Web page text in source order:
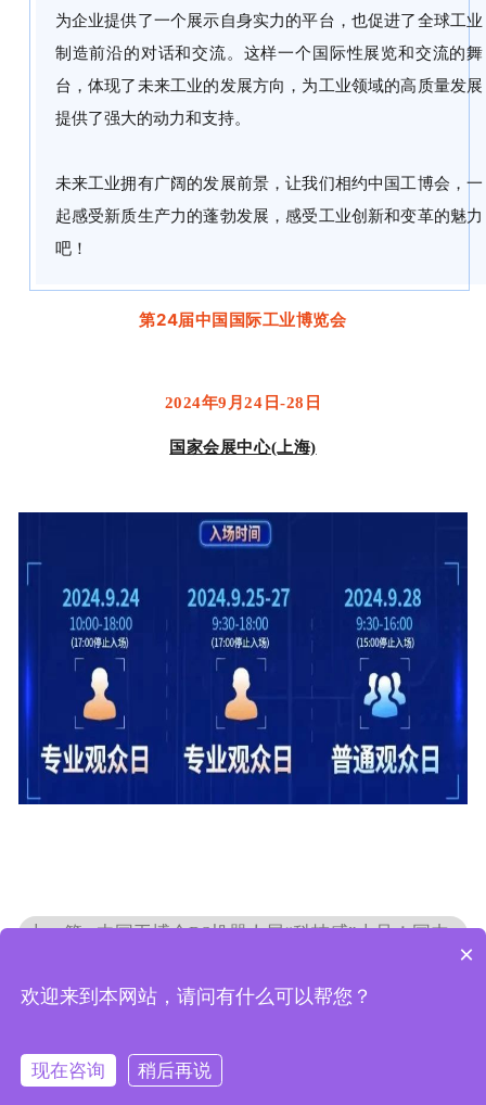
为企业提供了一个展示自身实力的平台，也促进了全球工业
制造前沿的对话和交流。这样一个国际性展览和交流的舞
台，体现了未来工业的发展方向，为工业领域的高质量发展
提供了强大的动力和支持。
未来工业拥有广阔的发展前景，让我们相约中国工博会，一
起感受新质生产力的蓬勃发展，感受工业创新和变革的魅力
吧！
第24届中国国际工业博览会
2024年9月24日-28日
国家会展中心(上海)
上一篇 : 中国工博会RS机器人展“科技感”十足！国内外“机器人军团”同台炫技
 
×
欢迎来到本网站，请问有什么可以帮您？
现在咨询 稍后再说